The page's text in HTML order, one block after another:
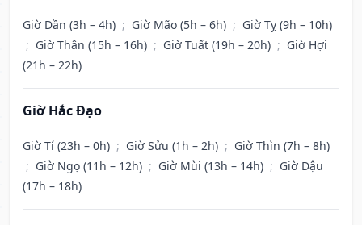
Giờ Dần (3h – 4h) ; Giờ Mão (5h – 6h) ; Giờ Tỵ (9h – 10h)
; Giờ Thân (15h – 16h) ; Giờ Tuất (19h – 20h) ; Giờ Hợi
(21h – 22h)
Giờ Hắc Đạo
Giờ Tí (23h – 0h) ; Giờ Sửu (1h – 2h) ; Giờ Thìn (7h – 8h)
; Giờ Ngọ (11h – 12h) ; Giờ Mùi (13h – 14h) ; Giờ Dậu
(17h – 18h)